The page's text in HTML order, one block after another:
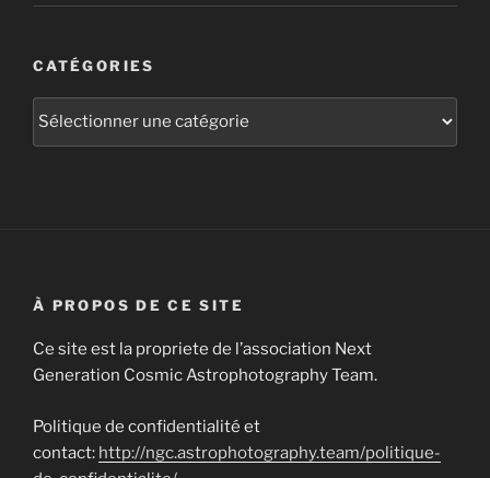
CATÉGORIES
Catégories
À PROPOS DE CE SITE
Ce site est la propriete de l’association Next
Generation Cosmic Astrophotography Team.
Politique de confidentialité et
contact: http://ngc.astrophotography.team/politique-